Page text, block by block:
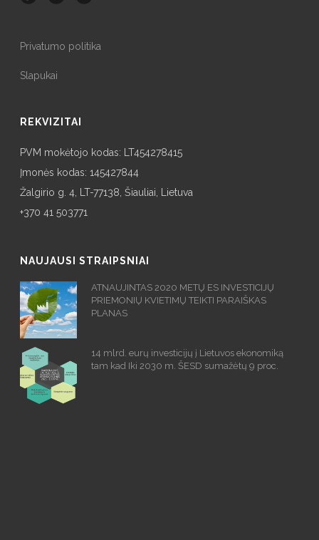
Privatumo politika
Slapukai
REKVIZITAI
PVM mokėtojo kodas: LT454278415
Įmonės kodas: 145427844
Žalgirio g. 4, LT-77138, Šiauliai, Lietuva
+370 41 503771
NAUJAUSI STRAIPSNIAI
ATNAUJINTAS 2020 METŲ ES INVESTICIJŲ
PRIEMONIŲ KVIETIMŲ TEIKTI PARAIŠKAS
PLANAS
14 mlrd. eurų investicijų į Lietuvos ekonomiką
tam kad Iki 2030 m. ŠESD sumažėtų 9 proc.